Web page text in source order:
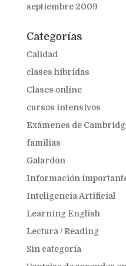
septiembre 2009
Categorías
Calidad
clases híbridas
Clases online
cursos intensivos
Exámenes de
familias
Galardón
Información
Inteligencia Artificial
Learning English
Lectura / Reading
Sin categoría